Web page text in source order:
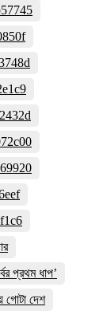
প্রথম ধাপ’
গোটা দেশ